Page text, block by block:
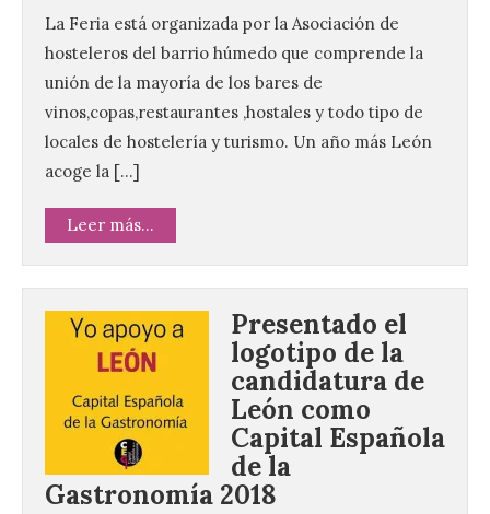
La Feria está organizada por la Asociación de
hosteleros del barrio húmedo que comprende la
unión de la mayoría de los bares de
vinos,copas,restaurantes ,hostales y todo tipo de
locales de hostelería y turismo. Un año más León
acoge la […]
Leer más...
Presentado el
logotipo de la
candidatura de
León como
Capital Española
de la
Gastronomía 2018